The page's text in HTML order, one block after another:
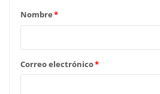
Nombre*
Correo electrónico*